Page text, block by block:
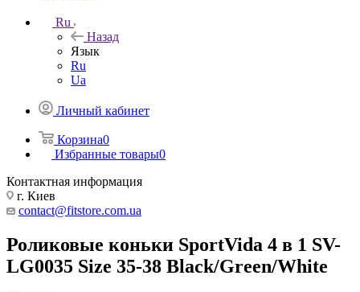
Ru
Назад
Язык
Ru
Ua
Личный кабинет
Корзина0
Избранные товары0
Контактная информация
г. Киев
contact@fitstore.com.ua
Роликовые коньки SportVida 4 в 1 SV-
LG0035 Size 35-38 Black/Green/White